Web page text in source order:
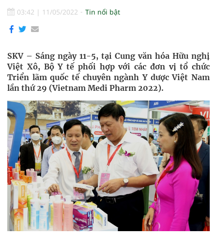
03:42 | 11/05/2022 Tin nổi bật
SKV – Sáng ngày 11-5, tại Cung văn hóa Hữu nghị
Việt Xô, Bộ Y tế phối hợp với các đơn vị tổ chức
Triển lãm quốc tế chuyên ngành Y dược Việt Nam
lần thứ 29 (Vietnam Medi Pharm 2022).